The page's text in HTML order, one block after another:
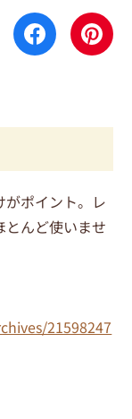
ポイント。レ
とんど使いませ
21598247